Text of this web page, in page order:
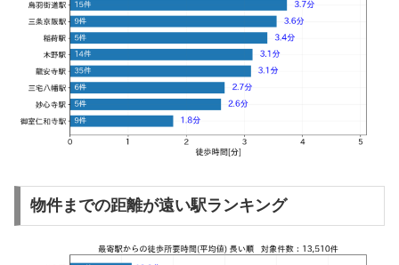
物件までの距離が遠い駅ランキング